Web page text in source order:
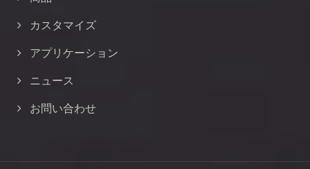
カスタマイズ
アプリケーション
ニュース
お問い合わせ